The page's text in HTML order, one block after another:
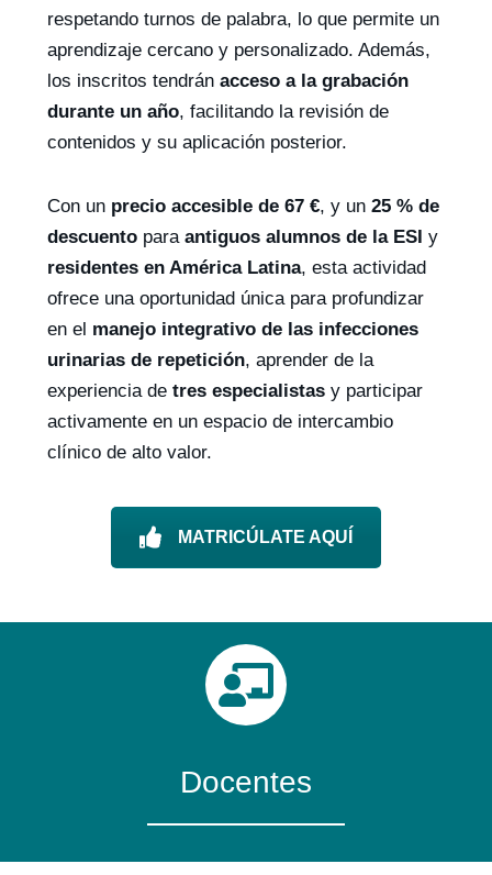
respetando turnos de palabra, lo que permite un
aprendizaje cercano y personalizado. Además,
los inscritos tendrán acceso a la grabación
durante un año, facilitando la revisión de
contenidos y su aplicación posterior.
Con un precio accesible de 67 €, y un 25 % de
descuentopara antiguos alumnos de la ESI y
residentes en América Latina, esta actividad
ofrece una oportunidad única para profundizar
en el manejo integrativo de las infecciones
urinarias de repetición, aprender de la
experiencia de tres especialistasy participar
activamente en un espacio de intercambio
clínico de alto valor.
MATRICÚLATE AQUÍ
Docentes